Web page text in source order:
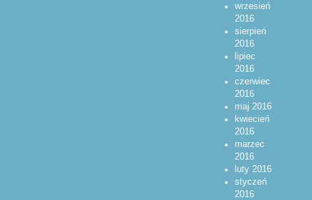
wrzesień
2016
sierpień
2016
lipiec
2016
czerwiec
2016
maj 2016
kwiecień
2016
marzec
2016
luty 2016
styczeń
2016